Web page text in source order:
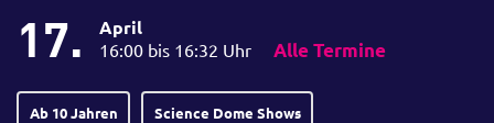
17. April
16:00 bis 16:32 Uhr Alle Termine
Ab 10 Jahren Science Dome Shows